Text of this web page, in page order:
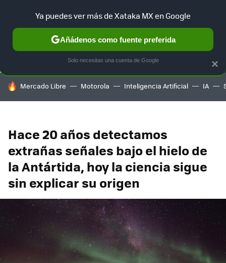
SELECCIÓN GAMING HOME AUTO TERRITORIO
HOY SE HABLA DE
Mercado Libre Motorola Inteligencia Artificial IA
Hace 20 años detectamos
extrañas señales bajo el hielo de
la Antártida, hoy la ciencia sigue
sin explicar su origen
×
Ya puedes ver más de Xataka MX en Google
Añádenos como fuente preferida
Solo necesitas una cuenta de Google